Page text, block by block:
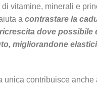
vitamine, minerali e
acontrastare la
dove possibile
migliorandone
unica contribuisce anche